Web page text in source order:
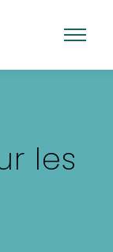
les